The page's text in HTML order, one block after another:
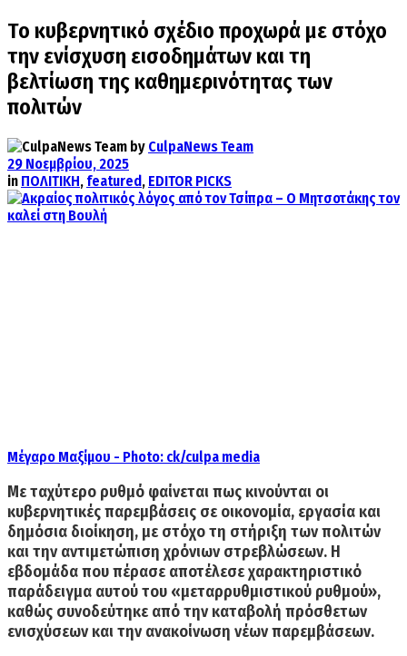
Το κυβερνητικό σχέδιο προχωρά με στόχο
την ενίσχυση εισοδημάτων και τη
βελτίωση της καθημερινότητας των
πολιτών
by CulpaNews Team
29 Νοεμβρίου, 2025
in ΠΟΛΙΤΙΚΗ, featured, EDITOR PICKS
Μέγαρο Μαξίμου - Photo: ck/culpa media
Με ταχύτερο ρυθμό φαίνεται πως κινούνται οι
κυβερνητικές παρεμβάσεις σε οικονομία, εργασία και
δημόσια διοίκηση, με στόχο τη στήριξη των πολιτών
και την αντιμετώπιση χρόνιων στρεβλώσεων. Η
εβδομάδα που πέρασε αποτέλεσε χαρακτηριστικό
παράδειγμα αυτού του «μεταρρυθμιστικού ρυθμού»,
καθώς συνοδεύτηκε από την καταβολή πρόσθετων
ενισχύσεων και την ανακοίνωση νέων παρεμβάσεων.